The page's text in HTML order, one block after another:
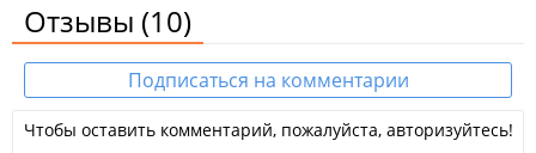
Отзывы (10)
Подписаться на комментарии
Чтобы оставить комментарий, пожалуйста, авторизуйтесь!